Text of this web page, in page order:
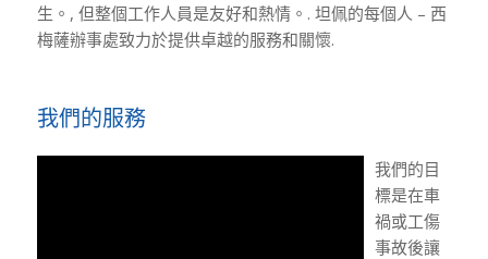
生。, 但整個工作人員是友好和熱情。. 坦佩的每個人 – 西
梅薩辦事處致力於提供卓越的服務和關懷.
我們的服務
我們的目
標是在車
禍或工傷
事故後讓